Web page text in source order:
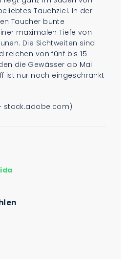
Tauchziel. In der
Taucher bunte
maximalen Tiefe von
Die Sichtweiten sind
reichen von fünf bis 15
die Gewässer ab Mai
ist nur noch eingeschränkt
stock.adobe.com)